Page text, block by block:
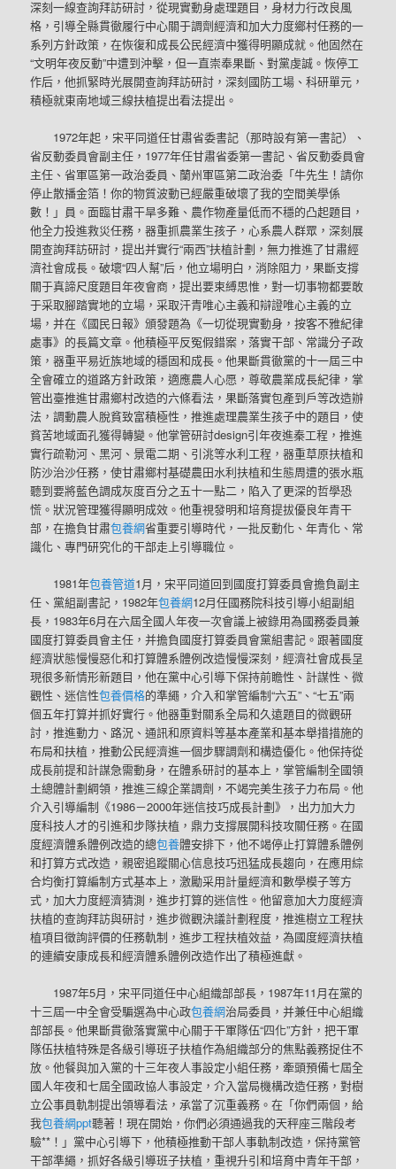
深刻一線查詢拜訪研討，從現實動身處理題目，身材力行改良風
格，引導全縣貫徹履行中心關于調劑經濟和加大力度鄉村任務的一
系列方針政策，在恢復和成長公民經濟中獲得明顯成就。他固然在
“文明年夜反動”中遭到沖擊，但一直崇奉果斷、對黨虔誠。恢停工
作后，他抓緊時光展開查詢拜訪研討，深刻國防工場、科研單元，
積極就東南地域三線扶植提出看法提出。
1972年起，宋平同道任甘肅省委書記（那時設有第一書記）、
省反動委員會副主任，1977年任甘肅省委第一書記、省反動委員會
主任、省軍區第一政治委員、蘭州軍區第二政治委「牛先生！請你
停止散播金箔！你的物質波動已經嚴重破壞了我的空間美學係
數！」員。面臨甘肅干旱多難、農作物產量低而不穩的凸起題目，
他全力投進救災任務，器重抓農業生孩子，心系農人群眾，深刻展
開查詢拜訪研討，提出并實行“兩西”扶植計劃，無力推進了甘肅經
濟社會成長。破壞“四人幫”后，他立場明白，消除阻力，果斷支撐
關于真諦尺度題目年夜會商，提出要束縛思惟，對一切事物都要敢
于采取腳踏實地的立場，采取汗青唯心主義和辯證唯心主義的立
場，并在《國民日報》頒發題為《一切從現實動身，按客不雅紀律
處事》的長篇文章。他積極平反冤假錯案，落實干部、常識分子政
策，器重平易近族地域的穩固和成長。他果斷貫徹黨的十一屆三中
全會確立的道路方針政策，適應農人心愿，尊敬農業成長紀律，掌
管出臺推進甘肅鄉村改造的六條看法，果斷落實包產到戶等改造辦
法，調動農人脫貧致富積極性，推進處理農業生孩子中的題目，使
貧苦地域面孔獲得轉變。他掌管研討design引年夜進秦工程，推進
實行疏勒河、黑河、景電二期、引洮等水利工程，器重草原扶植和
防沙治沙任務，使甘肅鄉村基礎農田水利扶植和生態周遭的張水瓶
聽到要將藍色調成灰度百分之五十一點二，陷入了更深的哲學恐
慌。狀況管理獲得顯明成效。他重視發明和培育提拔優良年青干
部，在擔負甘肅包養網省重要引導時代，一批反動化、年青化、常
識化、專門研究化的干部走上引導職位。
1981年包養管道1月，宋平同道回到國度打算委員會擔負副主
任、黨組副書記，1982年包養網12月任國務院科技引導小組副組
長，1983年6月在六屆全國人年夜一次會議上被錄用為國務委員兼
國度打算委員會主任，并擔負國度打算委員會黨組書記。跟著國度
經濟狀態慢慢惡化和打算體系體例改造慢慢深刻，經濟社會成長呈
現很多新情形新題目，他在黨中心引導下保持前瞻性、計謀性、微
觀性、迷信性包養價格的準繩，介入和掌管編制“六五”、“七五”兩
個五年打算并抓好實行。他器重對關系全局和久遠題目的微觀研
討，推進動力、路況、通訊和原資料等基本產業和基本舉措措施的
布局和扶植，推動公民經濟進一個步驟調劑和構造優化。他保持從
成長前提和計謀急需動身，在體系研討的基本上，掌管編制全國領
土總體計劃綱領，推進三線企業調劑，不竭完美生孩子力布局。他
介入引導編制《1986－2000年迷信技巧成長計劃》，出力加大力
度科技人才的引進和步隊扶植，鼎力支撐展開科技攻關任務。在國
度經濟體系體例改造的總包養體安排下，他不竭停止打算體系體例
和打算方式改造，親密追蹤關心信息技巧迅猛成長趨向，在應用綜
合均衡打算編制方式基本上，激勵采用計量經濟和數學模子等方
式，加大力度經濟猜測，進步打算的迷信性。他留意加大力度經濟
扶植的查詢拜訪與研討，進步微觀決議計劃程度，推進樹立工程扶
植項目徵詢評價的任務軌制，進步工程扶植效益，為國度經濟扶植
的連續安康成長和經濟體系體例改造作出了積極進獻。
1987年5月，宋平同道任中心組織部部長，1987年11月在黨的
十三屆一中全會受騙選為中心政包養網治局委員，并兼任中心組織
部部長。他果斷貫徹落實黨中心關于干軍隊伍“四化”方針，把干軍
隊伍扶植特殊是各級引導班子扶植作為組織部分的焦點義務捉住不
放。他餐與加入黨的十三年夜人事設定小組任務，牽頭預備七屆全
國人年夜和七屆全國政協人事設定，介入當局機構改造任務，對樹
立公事員軌制提出領導看法，承當了沉重義務。在「你們兩個，給
我包養網ppt聽著！現在開始，你們必須通過我的天秤座三階段考
驗**！」黨中心引導下，他積極推動干部人事軌制改造，保持黨管
干部準繩，抓好各級引導班子扶植，重視升引和培育中青年干部，